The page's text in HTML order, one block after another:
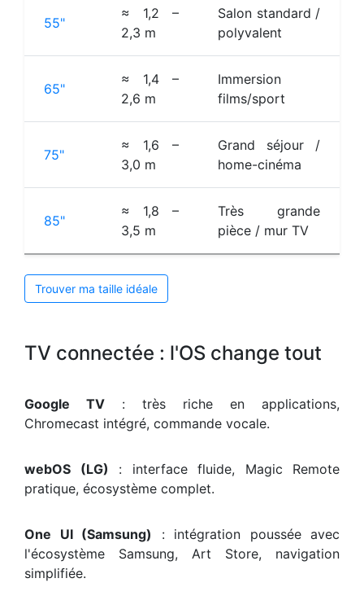
55"
≈ 1,2 –
2,3 m
Salon standard /
polyvalent
65"
≈ 1,4 –
2,6 m
Immersion
films/sport
75"
≈ 1,6 –
3,0 m
Grand séjour /
home-cinéma
85"
≈ 1,8 –
3,5 m
Très grande
pièce / mur TV
Trouver ma taille idéale
TV connectée : l'OS change tout
Google TV : très riche en applications,
Chromecast intégré, commande vocale.
webOS (LG) : interface fluide, Magic Remote
pratique, écosystème complet.
One UI (Samsung) : intégration poussée avec
l'écosystème Samsung, Art Store, navigation
simplifiée.